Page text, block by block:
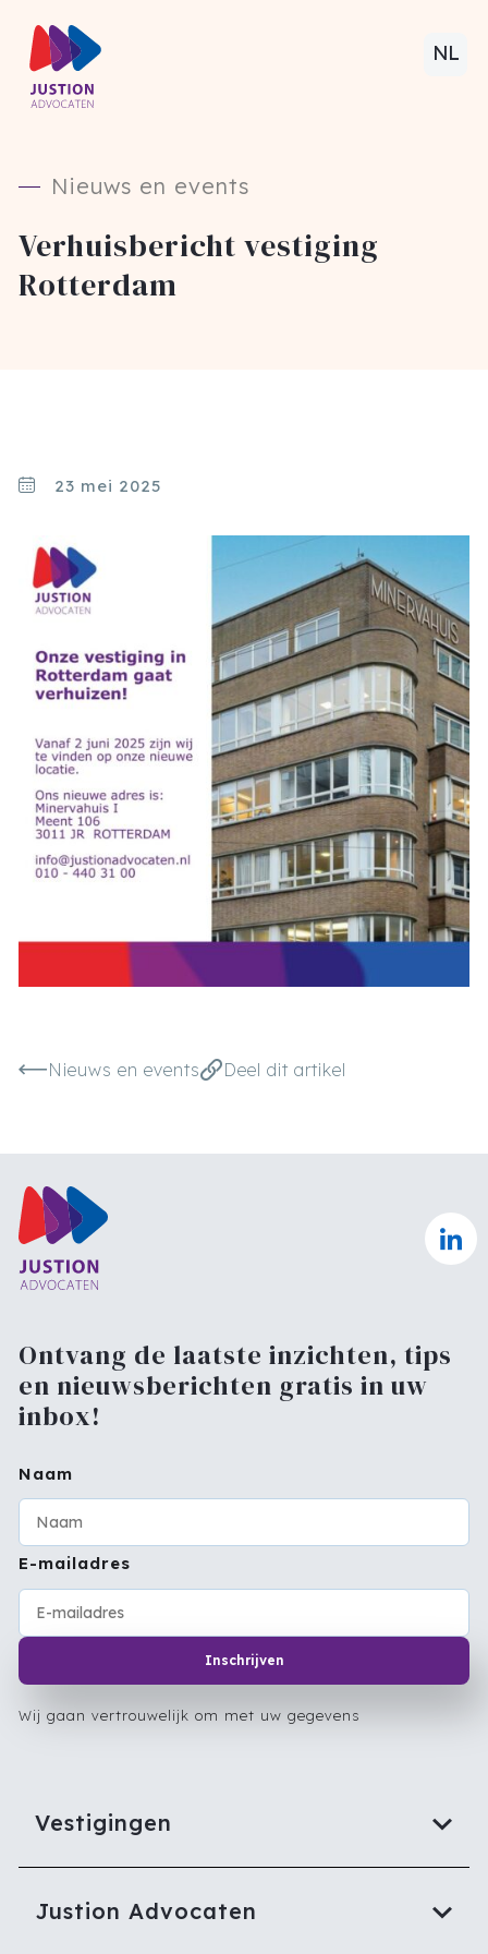
NL
Nieuws en events
Verhuisbericht vestiging
Rotterdam
23 mei 2025
Nieuws en events Deel dit artikel
Vestigingen
Justion Advocaten
Ontvang de laatste inzichten, tips
en nieuwsberichten gratis in uw
inbox!
Naam
E-mailadres
Inschrijven
Wij gaan vertrouwelijk om met uw gegevens